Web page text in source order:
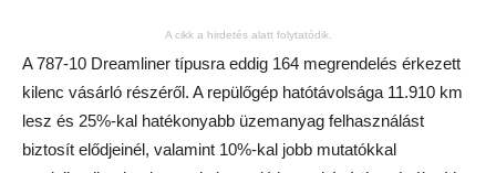
A cikk a hirdetés alatt folytatódik.
A 787-10 Dreamliner típusra eddig 164 megrendelés érkezett
kilenc vásárló részéről. A repülőgép hatótávolsága 11.910 km
lesz és 25%-kal hatékonyabb üzemanyag felhasználást
biztosít elődjeinél, valamint 10%-kal jobb mutatókkal